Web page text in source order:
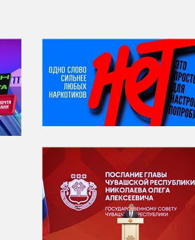
НИ ДНЯ БЕЗ ДАТЫ...
07 августа
Я встретил вас – и
всё былое...